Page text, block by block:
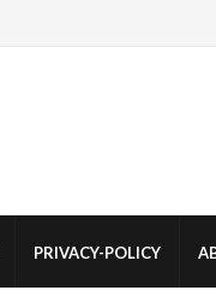
PRIVACY-POLICY